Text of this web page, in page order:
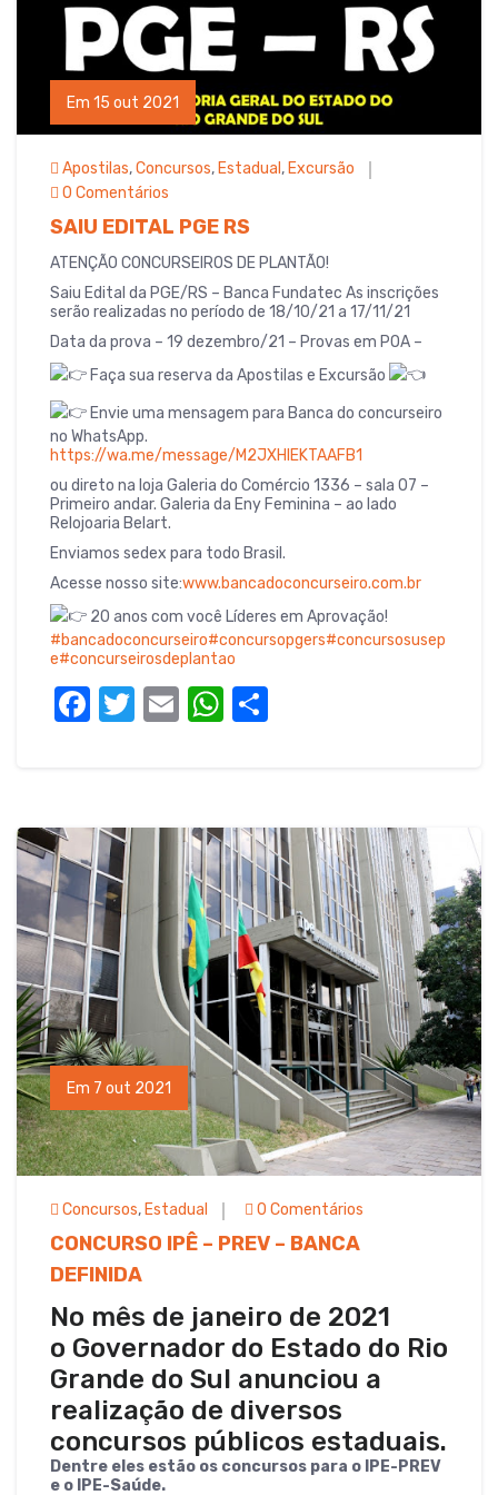
Em 15 out 2021
Apostilas,Concursos, Estadual , Excursão
0 Comentários
SAIU EDITAL PGE RS
ATENÇÃO CONCURSEIROS DE PLANTÃO!
Saiu Edital da PGE/RS – Banca Fundatec As inscrições
serão realizadas no período de 18/10/21 a 17/11/21
Data da prova – 19 dezembro/21 – Provas em POA –
Faça sua reserva da Apostilas e Excursão
Envie uma mensagem para Banca do concurseiro
no WhatsApp.
https://wa.me/message/M2JXHIEKTAAFB1
ou direto na loja Galeria do Comércio 1336 – sala 07 –
Primeiro andar. Galeria da Eny Feminina – ao lado
Relojoaria Belart.
Enviamos sedex para todo Brasil.
Acesse nosso site:www.bancadoconcurseiro.com.br
20 anos com você Líderes em Aprovação!
#bancadoconcurseiro#concursopgers#concursosusep
e#concurseirosdeplantao
F
b
o
o
k
T
E
W
A
p
p
Em 7 out 2021
Concursos, Estadual 0 Comentários
CONCURSO IPÊ – PREV – BANCA
DEFINIDA
No mês de janeiro de 2021
o Governador do Estado do Rio
Grande do Sul anunciou a
realização de diversos
concursos públicos estaduais.
Dentre eles estão os concursos para o IPE-PREV
e o IPE-Saúde.